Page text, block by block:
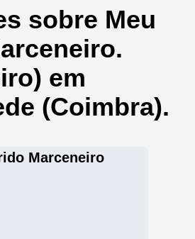
sobre Meu
em
(Coimbra).
Marceneiro